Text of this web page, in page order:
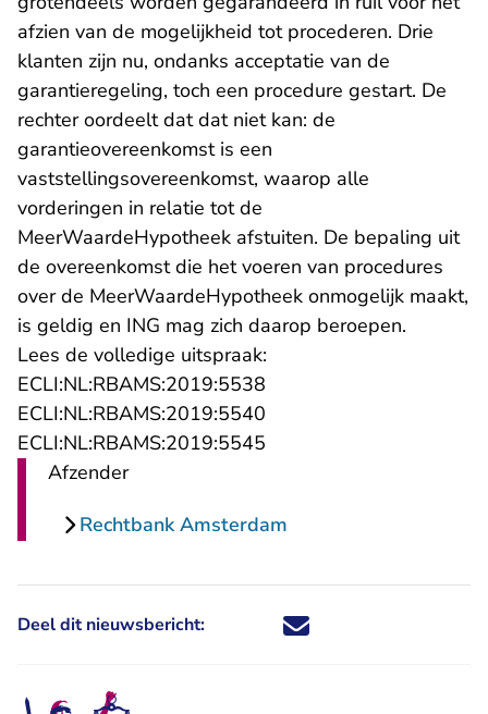
afzien van de mogelijkheid tot procederen. Drie
klanten zijn nu, ondanks acceptatie van de
garantieregeling, toch een procedure gestart. De
rechter oordeelt dat dat niet kan: de
garantieovereenkomst is een
vaststellingsovereenkomst, waarop alle
vorderingen in relatie tot de
MeerWaardeHypotheek afstuiten. De bepaling uit
de overeenkomst die het voeren van procedures
over de MeerWaardeHypotheek onmogelijk maakt,
is geldig en ING mag zich daarop beroepen.
Lees de volledige uitspraak:
ECLI:NL:RBAMS:2019:5538
ECLI:NL:RBAMS:2019:5540
ECLI:NL:RBAMS:2019:5545
Afzender
Rechtbank Amsterdam
Deel dit nieuwsbericht: Deel dit nieuwsbericht via X -
Deel dit nieuwsbericht via
Deel dit nieuwsbericht
Deel dit